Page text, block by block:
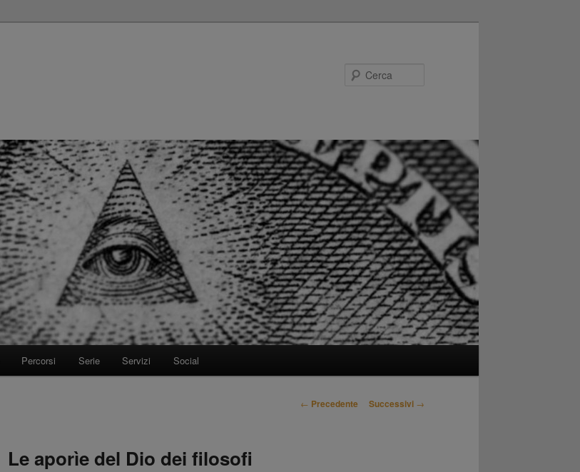
Percorsi Serie Servizi Social
Navigazione
← Precedente Successivi →
Le aporìe del Dio dei filosofi